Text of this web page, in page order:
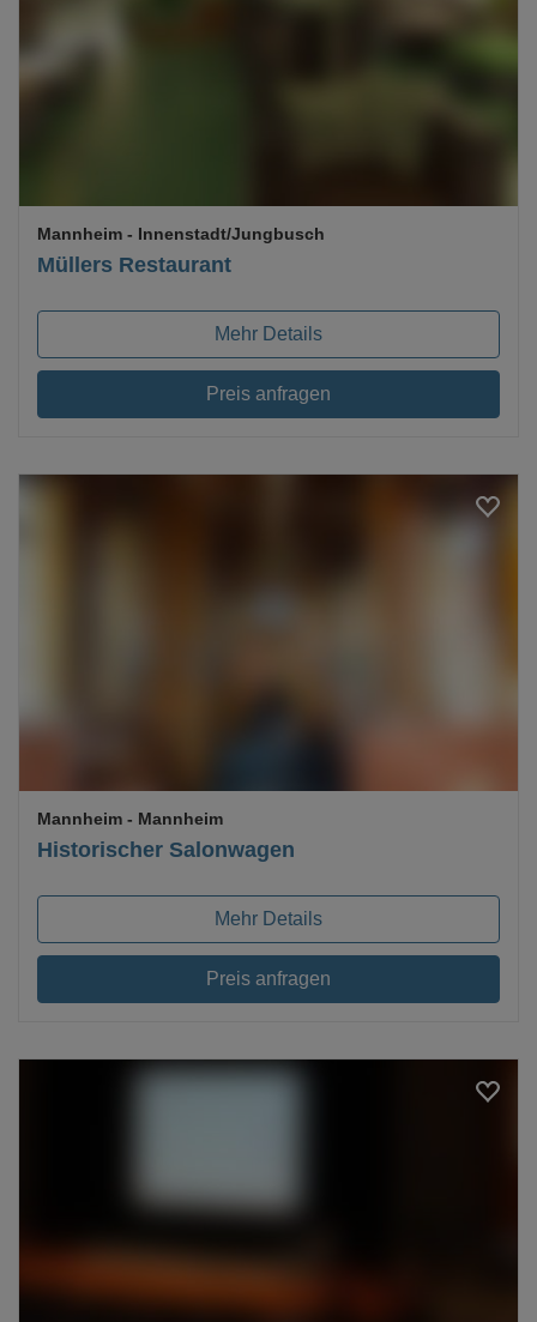
Müllers Restaurant
Mannheim - Innenstadt/Jungbusch
Mehr Details
Preis anfragen
Historischer Salonwagen
Mannheim - Mannheim
Mehr Details
Preis anfragen
Loading...